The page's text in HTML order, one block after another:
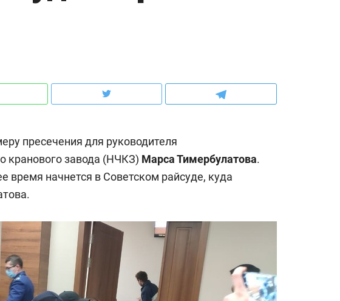
пресечения для руководителя
кранового завода (НЧКЗ) Марса Тимербулатова.
время начнется в Советском райсуде, куда
Рекомендуем
150 камер до квартиры и Face
ID вместо ключа: какой будет
безопасность в ЖК «Нова»
Рекомендуем
Опыт выживания в дикой
природе, работа
с ментальным и физическим
состоянием как основа
антихрупких команд